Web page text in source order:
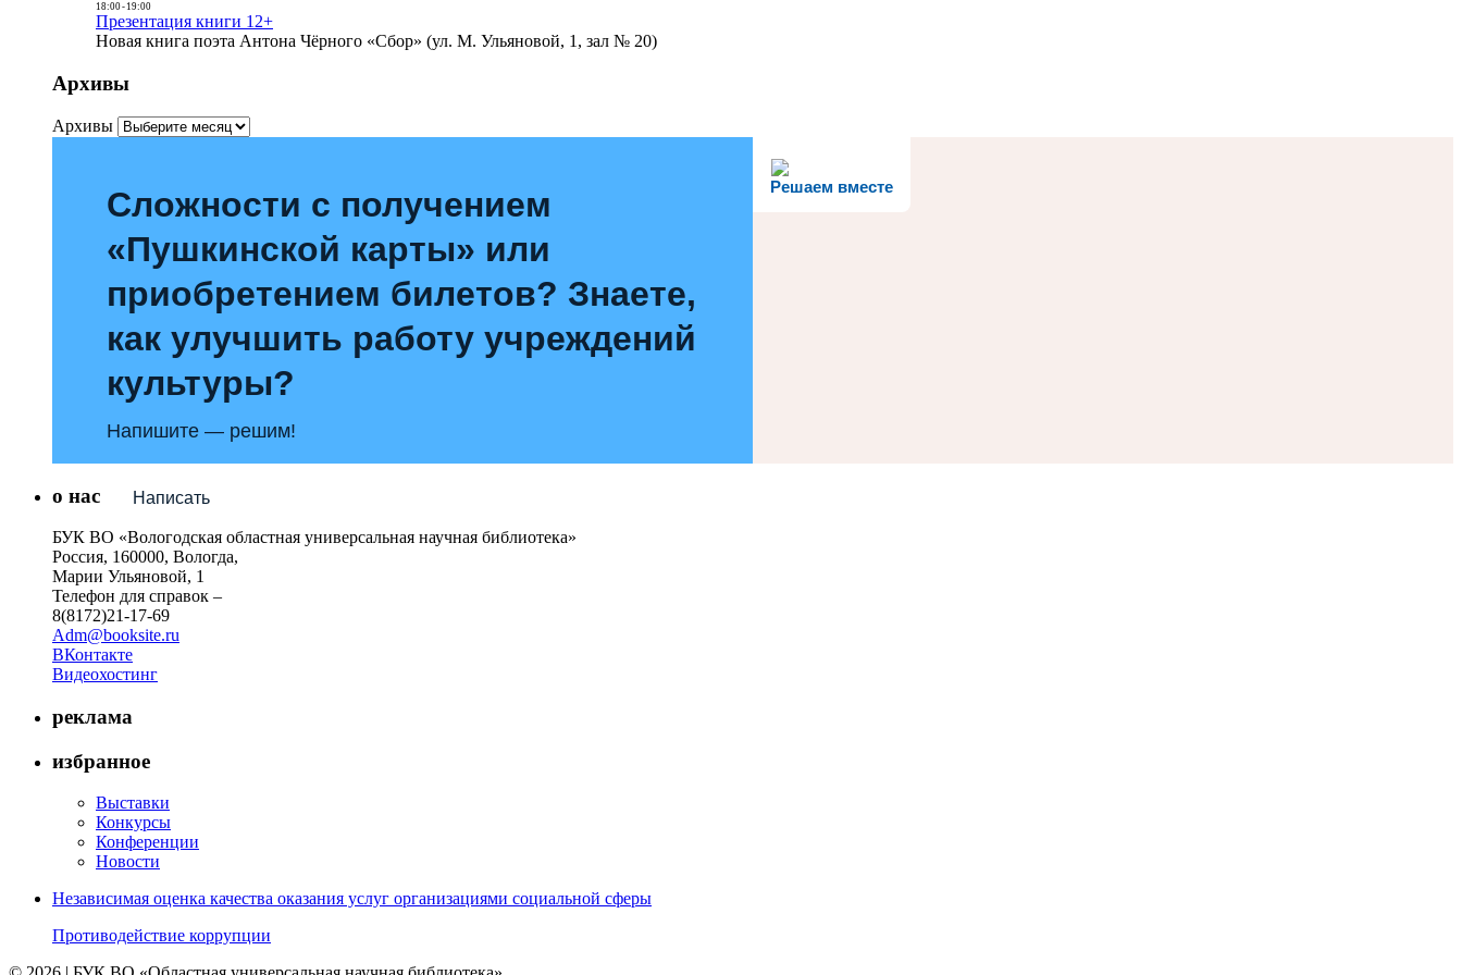
18:00- 19:00
Презентация книги 12+
Новая книга поэта Антона Чёрного «Сбор» (ул. М. Ульяновой, 1, зал № 20)
Архивы
Архивы
Решаем вместе
Сложности с получением
«Пушкинской карты» или
приобретением билетов? Знаете,
как улучшить работу учреждений
культуры?
Напишите — решим!
Написать
о нас
БУК ВО «Вологодская областная универсальная научная библиотека»
Россия, 160000, Вологда,
Марии Ульяновой, 1
Телефон для справок –
8(8172)21-17-69
Adm@booksite.ru
ВКонтакте
Видеохостинг
реклама
избранное
Выставки
Конкурсы
Конференции
Новости
Независимая оценка качества оказания услуг организациями социальной сферы
Противодействие коррупции